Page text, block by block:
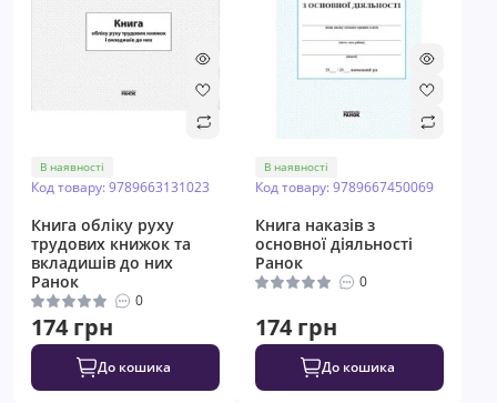
В наявності
Код товару: 9789663131023
Книга обліку руху
трудових книжок та
вкладишів до них
Ранок
0
174 грн
До кошика
В наявності
Код товару: 9789667450069
Книга наказів з
основної діяльності
Ранок
0
174 грн
До кошика